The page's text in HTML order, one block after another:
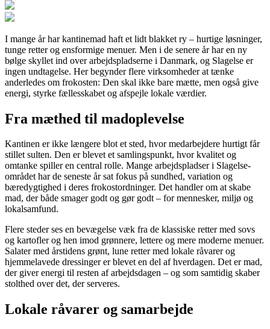
I mange år har kantinemad haft et lidt blakket ry – hurtige løsninger,
tunge retter og ensformige menuer. Men i de senere år har en ny
bølge skyllet ind over arbejdspladserne i Danmark, og Slagelse er
ingen undtagelse. Her begynder flere virksomheder at tænke
anderledes om frokosten: Den skal ikke bare mætte, men også give
energi, styrke fællesskabet og afspejle lokale værdier.
Fra mæthed til madoplevelse
Kantinen er ikke længere blot et sted, hvor medarbejdere hurtigt får
stillet sulten. Den er blevet et samlingspunkt, hvor kvalitet og
omtanke spiller en central rolle. Mange arbejdspladser i Slagelse-
området har de seneste år sat fokus på sundhed, variation og
bæredygtighed i deres frokostordninger. Det handler om at skabe
mad, der både smager godt og gør godt – for mennesker, miljø og
lokalsamfund.
Flere steder ses en bevægelse væk fra de klassiske retter med sovs
og kartofler og hen imod grønnere, lettere og mere moderne menuer.
Salater med årstidens grønt, lune retter med lokale råvarer og
hjemmelavede dressinger er blevet en del af hverdagen. Det er mad,
der giver energi til resten af arbejdsdagen – og som samtidig skaber
stolthed over det, der serveres.
Lokale råvarer og samarbejde